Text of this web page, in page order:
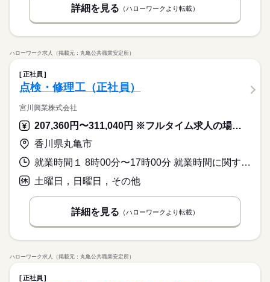
詳細を見る （ハローワークより転載）
ハローワーク求人（掲載元：丸亀公共職業安定所）
正社員
点検・修理工（正社員）
宮川興業株式会社
207,360円〜311,040円 ※フルタイム求人の場合は月額（換算額）、パート求人の場合は時間額を表示しています。
香川県丸亀市
就業時間１ 8時00分〜17時00分 就業時間に関する特記事項 ＊実働８時間
土曜日，日曜日，その他
詳細を見る （ハローワークより転載）
ハローワーク求人（掲載元：丸亀公共職業安定所）
正社員